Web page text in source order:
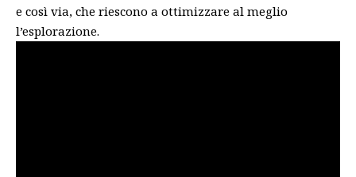
e così via, che riescono a ottimizzare al meglio
l’esplorazione.